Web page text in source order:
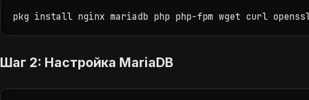
pkg install nginx mariadb php php-fpm wget curl
Шаг 2: Настройка MariaDB